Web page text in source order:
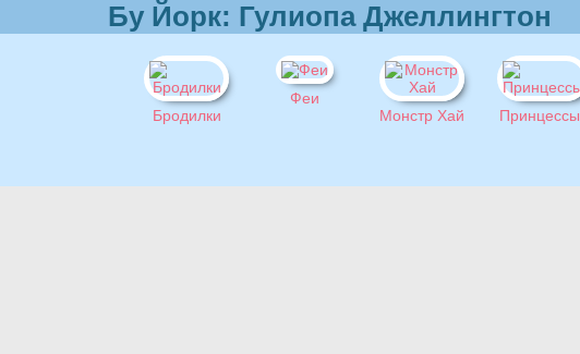
Бу Йорк: Гулиопа Джеллингтон
Бродилки
Феи
Монстр Хай
Принцессы